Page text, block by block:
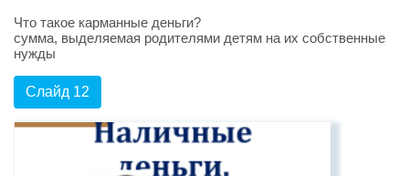
Что такое карманные деньги?
сумма, выделяемая родителями детям на их собственные
нужды
Слайд 12